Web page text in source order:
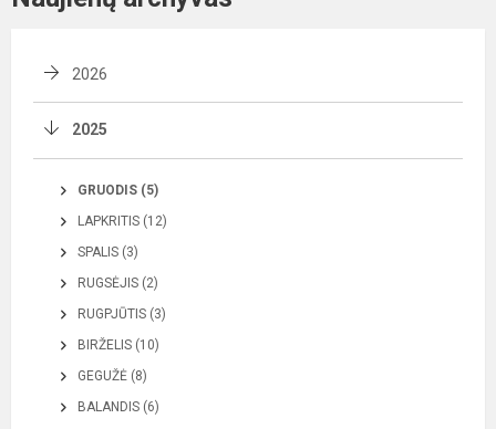
2026
2025
GRUODIS (5)
LAPKRITIS (12)
SPALIS (3)
RUGSĖJIS (2)
RUGPJŪTIS (3)
BIRŽELIS (10)
GEGUŽĖ (8)
BALANDIS (6)